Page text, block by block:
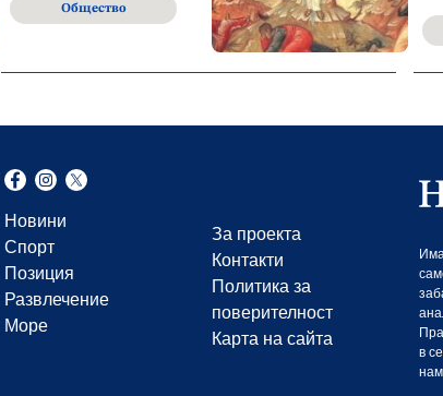
Общество
Новини
Спорт
Позиция
Развлечение
Море
За проекта
Контакти
Политика за
поверителност
Карта на сайта
в